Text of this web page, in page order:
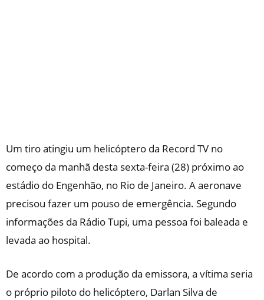
Um tiro atingiu um helicóptero da Record TV no
começo da manhã desta sexta-feira (28) próximo ao
estádio do Engenhão, no Rio de Janeiro. A aeronave
precisou fazer um pouso de emergência. Segundo
informações da Rádio Tupi, uma pessoa foi baleada e
levada ao hospital.
De acordo com a produção da emissora, a vítima seria
o próprio piloto do helicóptero, Darlan Silva de